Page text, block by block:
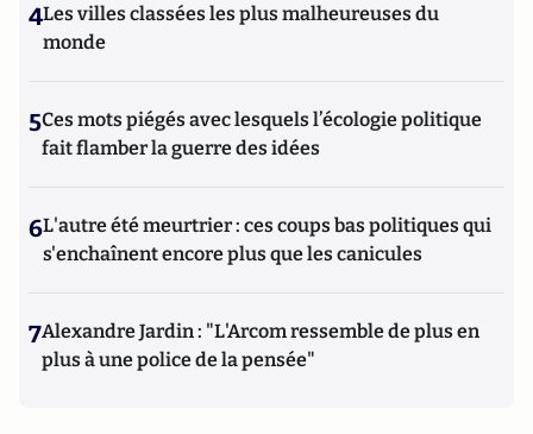
4Les villes classées les plus malheureuses du
monde
5Ces mots piégés avec lesquels l’écologie politique
fait flamber la guerre des idées
6L'autre été meurtrier : ces coups bas politiques qui
s'enchaînent encore plus que les canicules
7Alexandre Jardin : "L'Arcom ressemble de plus en
plus à une police de la pensée"